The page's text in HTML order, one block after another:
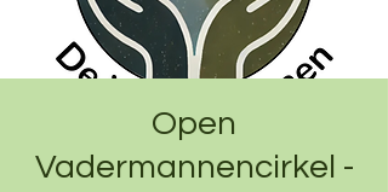
Open
Vadermannencirkel -